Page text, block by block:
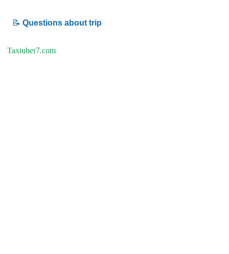
📝 Questions about trip
Taxiuber7.com